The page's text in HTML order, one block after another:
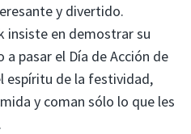
y divertido.
insiste en demostrar su
pasar el Día de Acción de
espíritu de la festividad,
y coman sólo lo que les